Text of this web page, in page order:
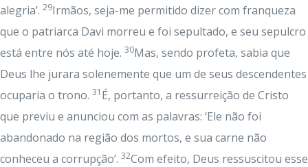
alegria’. 29Irmãos, seja-me permitido dizer com franqueza
que o patriarca Davi morreu e foi sepultado, e seu sepulcro
está entre nós até hoje. 30Mas, sendo profeta, sabia que
Deus lhe jurara solenemente que um de seus descendentes
ocuparia o trono. 31 É, portanto, a ressurreição de Cristo
que previu e anunciou com as palavras: ‘Ele não foi
abandonado na região dos mortos, e sua carne não
conheceu a corrupção’. 32Com efeito, Deus ressuscitou esse